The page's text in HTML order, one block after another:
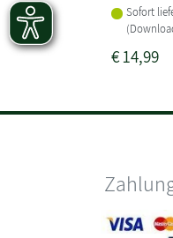
Sofort
€14,99